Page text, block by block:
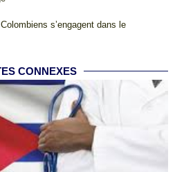
s’engagent dans le
CONNEXES